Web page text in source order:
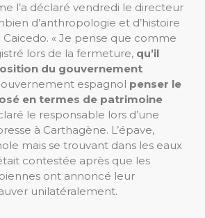
l’a déclaré vendredi le directeur
d’anthropologie et d’histoire
Caicedo. « Je pense que comme
lors de la fermeture, qu’il
du gouvernement
espagnol penser le
en termes de patrimoine
le responsable lors d’une
à Carthagène. L’épave,
mais se trouvant dans les eaux
contestée après que les
ont annoncé leur
unilatéralement.